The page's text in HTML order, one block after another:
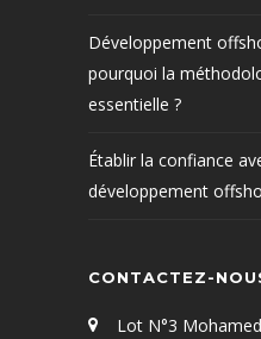
Développement
pourquoi la
essentielle ?
Établir la confiance
développement
CONTACTEZ-
Lot N°3